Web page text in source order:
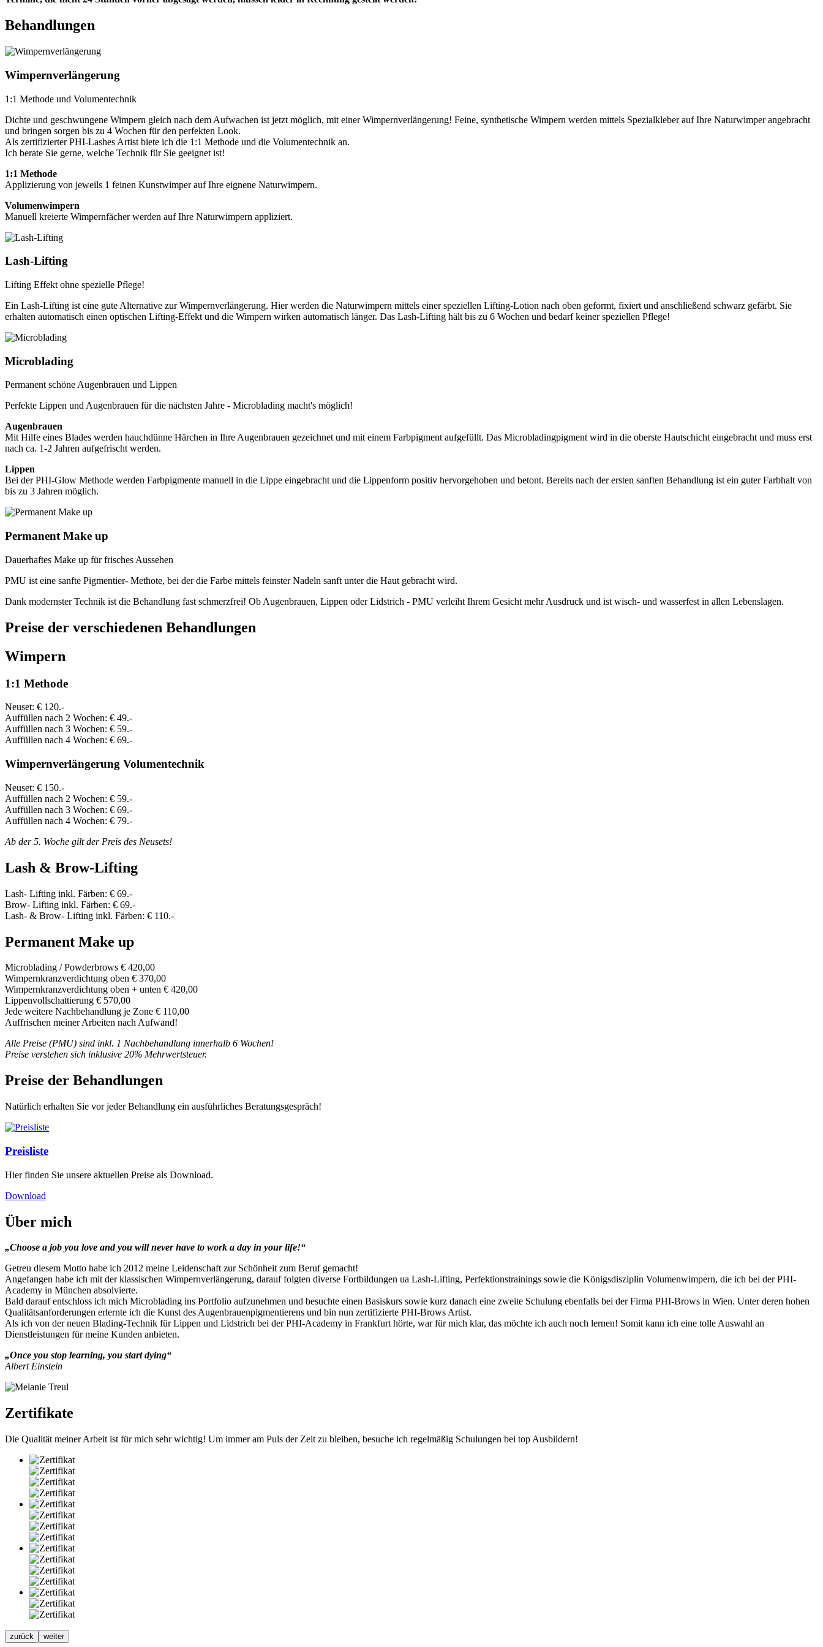
Behandlungen
Wimpernverlängerung
1:1 Methode und Volumentechnik
Dichte und geschwungene Wimpern gleich nach dem Aufwachen ist jetzt möglich, mit einer Wimpernverlängerung! Feine, synthetische Wimpern werden mittels Spezialkleber auf Ihre Naturwimper angebracht
und bringen sorgen bis zu 4 Wochen für den perfekten Look.
Als zertifizierter PHI-Lashes Artist biete ich die 1:1 Methode und die Volumentechnik an.
Ich berate Sie gerne, welche Technik für Sie geeignet ist!
1:1 Methode
Applizierung von jeweils 1 feinen Kunstwimper auf Ihre eignene Naturwimpern.
Volumenwimpern
Manuell kreierte Wimpernfächer werden auf Ihre Naturwimpern appliziert.
Lash-Lifting
Lifting Effekt ohne spezielle Pflege!
Ein Lash-Lifting ist eine gute Alternative zur Wimpernverlängerung. Hier werden die Naturwimpern mittels einer speziellen Lifting-Lotion nach oben geformt, fixiert und anschließend schwarz gefärbt. Sie
erhalten automatisch einen optischen Lifting-Effekt und die Wimpern wirken automatisch länger. Das Lash-Lifting hält bis zu 6 Wochen und bedarf keiner speziellen Pflege!
Microblading
Permanent schöne Augenbrauen und Lippen
Perfekte Lippen und Augenbrauen für die nächsten Jahre - Microblading macht's möglich!
Augenbrauen
Mit Hilfe eines Blades werden hauchdünne Härchen in Ihre Augenbrauen gezeichnet und mit einem Farbpigment aufgefüllt. Das Microbladingpigment wird in die oberste Hautschicht eingebracht und muss erst
nach ca. 1-2 Jahren aufgefrischt werden.
Lippen
Bei der PHI-Glow Methode werden Farbpigmente manuell in die Lippe eingebracht und die Lippenform positiv hervorgehoben und betont. Bereits nach der ersten sanften Behandlung ist ein guter Farbhalt von
bis zu 3 Jahren möglich.
Permanent Make up
Dauerhaftes Make up für frisches Aussehen
PMU ist eine sanfte Pigmentier- Methote, bei der die Farbe mittels feinster Nadeln sanft unter die Haut gebracht wird.
Dank modernster Technik ist die Behandlung fast schmerzfrei! Ob Augenbrauen, Lippen oder Lidstrich - PMU verleiht Ihrem Gesicht mehr Ausdruck und ist wisch- und wasserfest in allen Lebenslagen.
Preise der verschiedenen Behandlungen
Wimpern
1:1 Methode
Neuset: € 120.-
Auffüllen nach 2 Wochen: € 49.-
Auffüllen nach 3 Wochen: € 59.-
Auffüllen nach 4 Wochen: € 69.-
Wimpernverlängerung Volumentechnik
Neuset: € 150.-
Auffüllen nach 2 Wochen: € 59.-
Auffüllen nach 3 Wochen: € 69.-
Auffüllen nach 4 Wochen: € 79.-
Ab der 5. Woche gilt der Preis des Neusets!
Lash & Brow-Lifting
Lash- Lifting inkl. Färben: € 69.-
Brow- Lifting inkl. Färben: € 69.-
Lash- & Brow- Lifting inkl. Färben: € 110.-
Permanent Make up
Microblading / Powderbrows € 420,00
Wimpernkranzverdichtung oben € 370,00
Wimpernkranzverdichtung oben + unten € 420,00
Lippenvollschattierung € 570,00
Jede weitere Nachbehandlung je Zone € 110,00
Auffrischen meiner Arbeiten nach Aufwand!
Alle Preise (PMU) sind inkl. 1 Nachbehandlung innerhalb 6 Wochen!
Preise verstehen sich inklusive 20% Mehrwertsteuer.
Preise der Behandlungen
Natürlich erhalten Sie vor jeder Behandlung ein ausführliches Beratungsgespräch!
Preisliste
Hier finden Sie unsere aktuellen Preise als Download.
Download
Über mich
„Choose a job you love and you will never have to work a day in your life!“
Getreu diesem Motto habe ich 2012 meine Leidenschaft zur Schönheit zum Beruf gemacht!
Angefangen habe ich mit der klassischen Wimpernverlängerung, darauf folgten diverse Fortbildungen ua Lash-Lifting, Perfektionstrainings sowie die Königsdisziplin Volumenwimpern, die ich bei der PHI-
Academy in München absolvierte.
Bald darauf entschloss ich mich Microblading ins Portfolio aufzunehmen und besuchte einen Basiskurs sowie kurz danach eine zweite Schulung ebenfalls bei der Firma PHI-Brows in Wien. Unter deren hohen
Qualitätsanforderungen erlernte ich die Kunst des Augenbrauenpigmentierens und bin nun zertifizierte PHI-Brows Artist.
Als ich von der neuen Blading-Technik für Lippen und Lidstrich bei der PHI-Academy in Frankfurt hörte, war für mich klar, das möchte ich auch noch lernen! Somit kann ich eine tolle Auswahl an
Dienstleistungen für meine Kunden anbieten.
„Once you stop learning, you start dying“
Albert Einstein
Zertifikate
Die Qualität meiner Arbeit ist für mich sehr wichtig! Um immer am Puls der Zeit zu bleiben, besuche ich regelmäßig Schulungen bei top Ausbildern!
zurück weiter